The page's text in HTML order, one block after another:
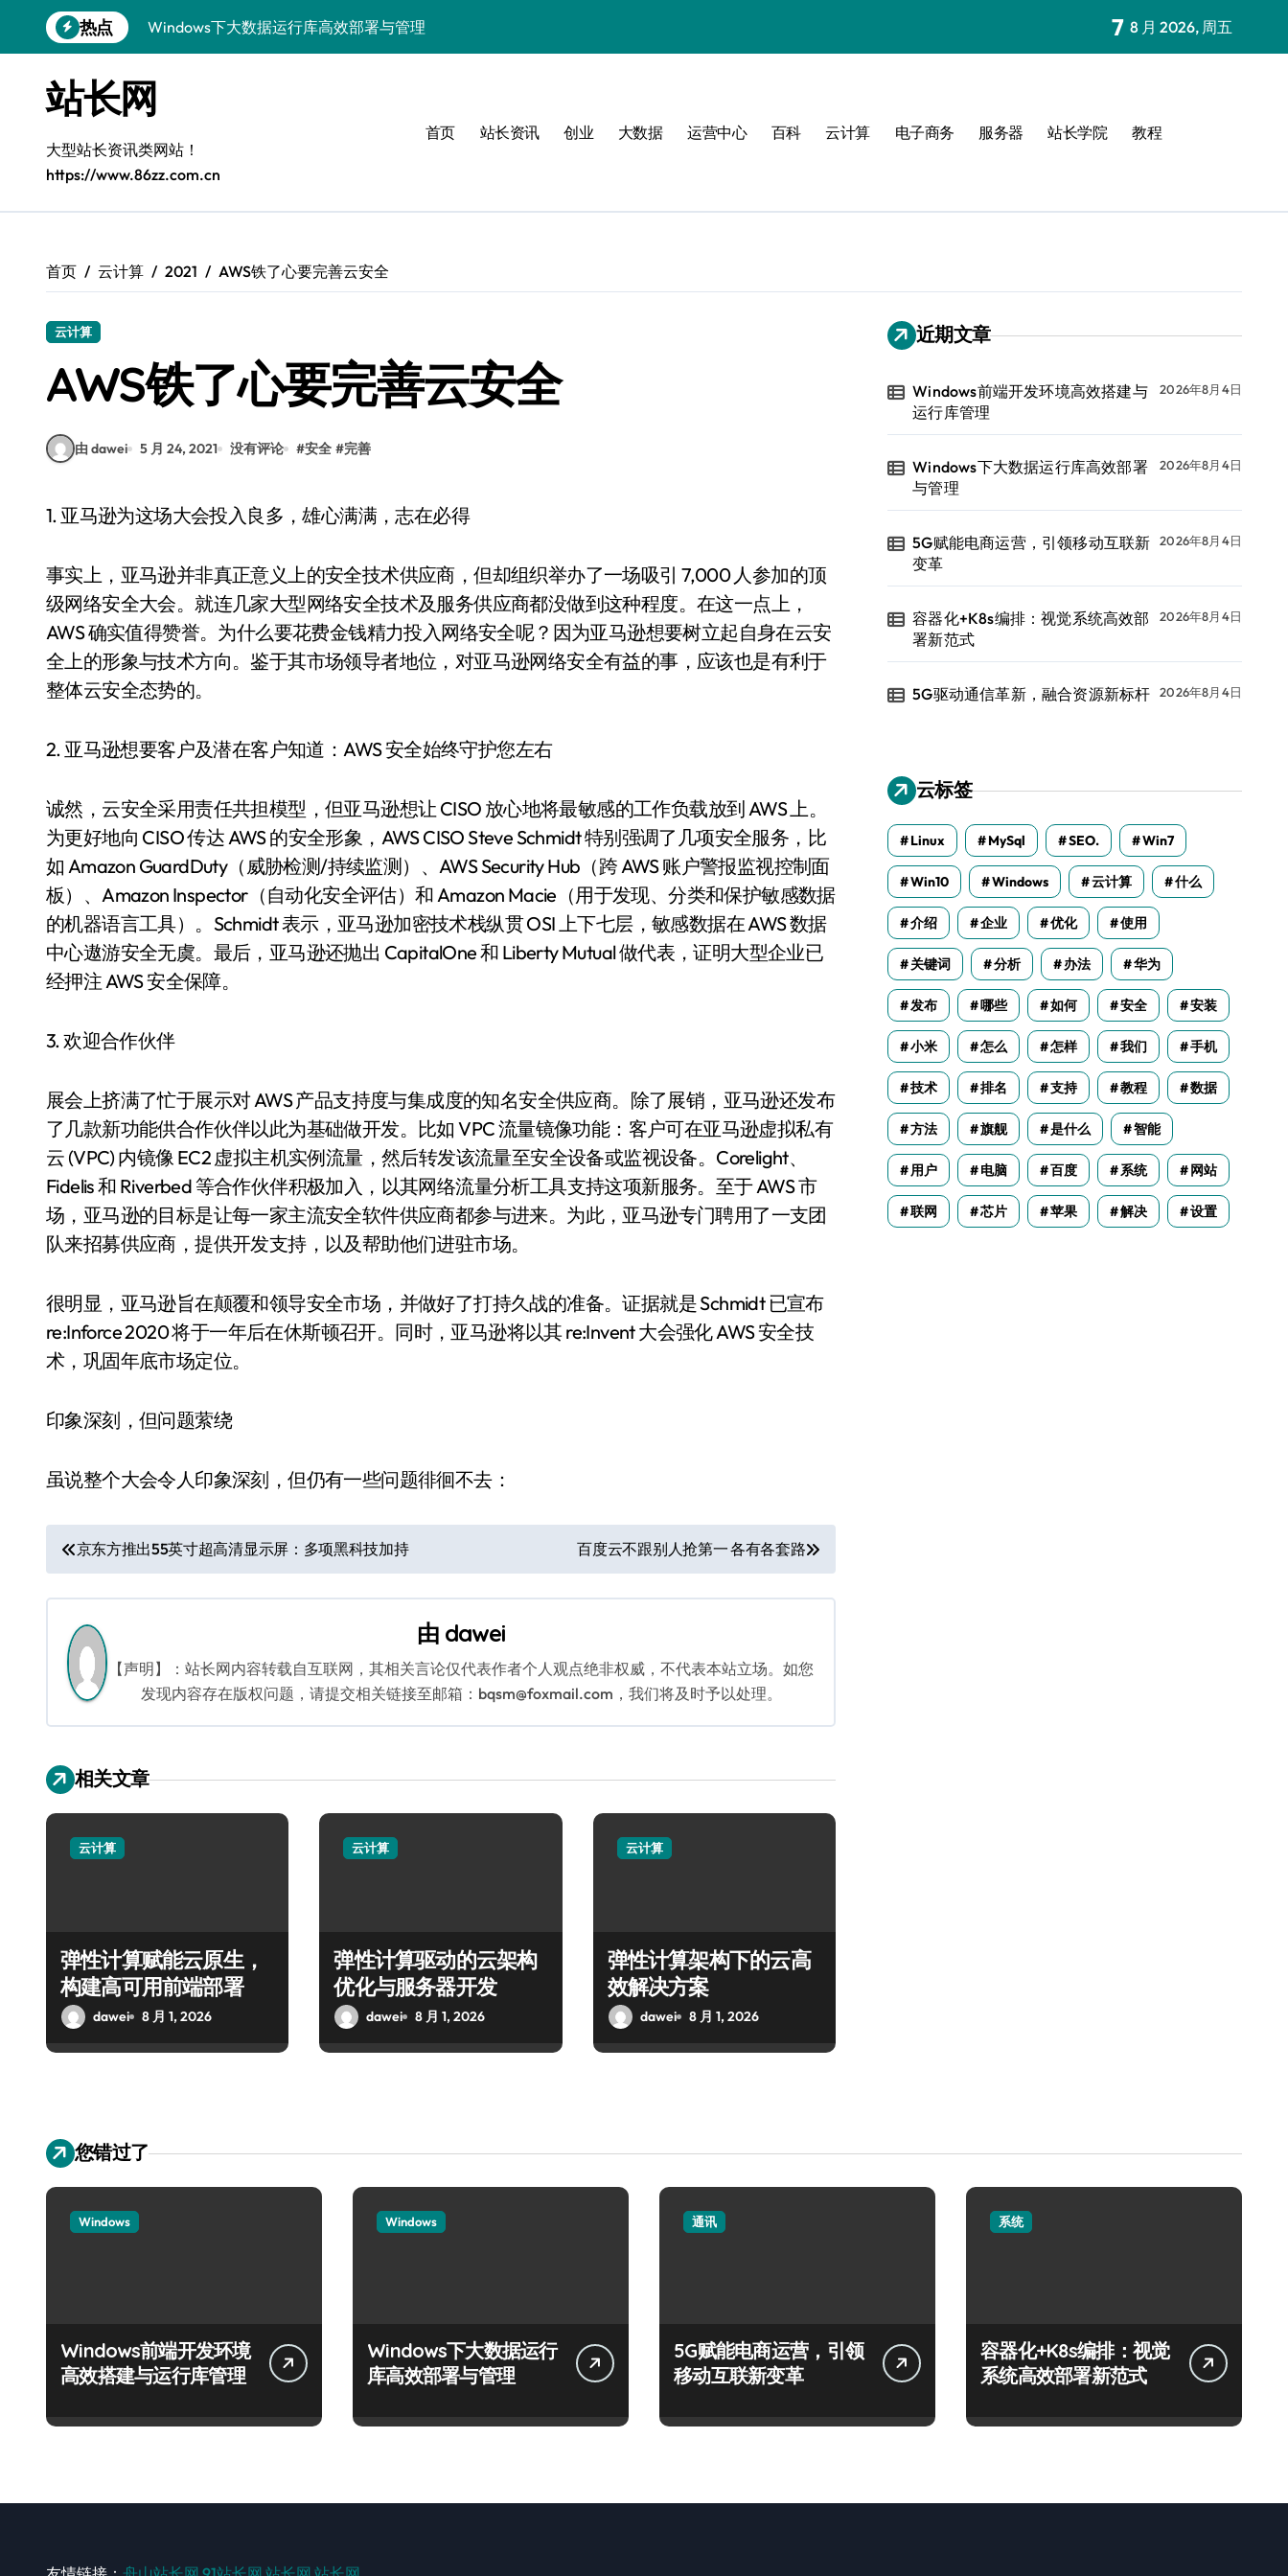
到
热点
Windows下大数据运行库高效部署与管理
容器化+K8s编排：视觉系统高效部署新范式
5G驱动通信革新，融合资源新标杆
5G引领新时代，中国科技领跑全球
容器化多媒体服务架构优化实践
容器化部署与编排优化：构建高效科技架构
Windows前端开发环境高效搭建与运行库管理
7 8 月 2026, 周五
站长网
大型站长资讯类网站！
https://www.86zz.com.cn
首页 站长资讯 创业 大数据 运营中心 百科 云计算 电子商务 服务器 站长学院 教程
首页 云计算 2021 AWS铁了心要完善云安全
云计算
AWS铁了心要完善云安全
由 dawei 5 月 24, 2021 没有评论 #安全 #完善
1. 亚马逊为这场大会投入良多，雄心满满，志在必得
事实上，亚马逊并非真正意义上的安全技术供应商，但却组织举办了一场吸引 7,000 人参加的顶
级网络安全大会。就连几家大型网络安全技术及服务供应商都没做到这种程度。在这一点上，
AWS 确实值得赞誉。为什么要花费金钱精力投入网络安全呢？因为亚马逊想要树立起自身在云安
全上的形象与技术方向。鉴于其市场领导者地位，对亚马逊网络安全有益的事，应该也是有利于
整体云安全态势的。
2. 亚马逊想要客户及潜在客户知道：AWS 安全始终守护您左右
诚然，云安全采用责任共担模型，但亚马逊想让 CISO 放心地将最敏感的工作负载放到 AWS 上。
为更好地向 CISO 传达 AWS 的安全形象，AWS CISO Steve Schmidt 特别强调了几项安全服务，比
如 Amazon GuardDuty（威胁检测/持续监测）、AWS Security Hub（跨 AWS 账户警报监视控制面
板）、Amazon Inspector（自动化安全评估）和 Amazon Macie（用于发现、分类和保护敏感数据
的机器语言工具）。Schmidt 表示，亚马逊加密技术栈纵贯 OSI 上下七层，敏感数据在 AWS 数据
中心遨游安全无虞。最后，亚马逊还抛出 CapitalOne 和 Liberty Mutual 做代表，证明大型企业已
经押注 AWS 安全保障。
3. 欢迎合作伙伴
展会上挤满了忙于展示对 AWS 产品支持度与集成度的知名安全供应商。除了展销，亚马逊还发布
了几款新功能供合作伙伴以此为基础做开发。比如 VPC 流量镜像功能：客户可在亚马逊虚拟私有
云 (VPC) 内镜像 EC2 虚拟主机实例流量，然后转发该流量至安全设备或监视设备。Corelight、
Fidelis 和 Riverbed 等合作伙伴积极加入，以其网络流量分析工具支持这项新服务。至于 AWS 市
场，亚马逊的目标是让每一家主流安全软件供应商都参与进来。为此，亚马逊专门聘用了一支团
队来招募供应商，提供开发支持，以及帮助他们进驻市场。
很明显，亚马逊旨在颠覆和领导安全市场，并做好了打持久战的准备。证据就是 Schmidt 已宣布
re:Inforce 2020 将于一年后在休斯顿召开。同时，亚马逊将以其 re:Invent 大会强化 AWS 安全技
术，巩固年底市场定位。
印象深刻，但问题萦绕
虽说整个大会令人印象深刻，但仍有一些问题徘徊不去：
文
章
导
航
京东方推出55英寸超高清显示屏：多项黑科技加持 百度云不跟别人抢第一 各有各套路
由 dawei
【声明】：站长网内容转载自互联网，其相关言论仅代表作者个人观点绝非权威，不代表本站立场。如您
发现内容存在版权问题，请提交相关链接至邮箱：bqsm@foxmail.com，我们将及时予以处理。
相关文章
云计算
弹性计算赋能云原生，
构建高可用前端部署
dawei 8 月 1, 2026
云计算
弹性计算驱动的云架构
优化与服务器开发
dawei 8 月 1, 2026
云计算
弹性计算架构下的云高
效解决方案
dawei 8 月 1, 2026
近期文章
Windows前端开发环境高效搭建与
运行库管理
2026年8月4日
Windows下大数据运行库高效部署
与管理
2026年8月4日
5G赋能电商运营，引领移动互联新
变革
2026年8月4日
容器化+K8s编排：视觉系统高效部
署新范式
2026年8月4日
5G驱动通信革新，融合资源新标杆 2026年8月4日
云标签
Linux MySql SEO. Win7
Win10 Windows 云计算 什么
介绍 企业 优化 使用
关键词 分析 办法 华为
发布 哪些 如何 安全 安装
小米 怎么 怎样 我们 手机
技术 排名 支持 教程 数据
方法 旗舰 是什么 智能
用户 电脑 百度 系统 网站
联网 芯片 苹果 解决 设置
您错过了
Windows
Windows前端开发环境
高效搭建与运行库管理
Windows
Windows下大数据运行
库高效部署与管理
通讯
5G赋能电商运营，引领
移动互联新变革
系统
容器化+K8s编排：视觉
系统高效部署新范式